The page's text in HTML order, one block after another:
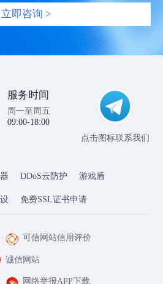
立即咨询 >
服务时间
周一至周五
09:00-18:00
点击图标联系我们
DDoS云防护 游戏盾
免费SSL证书申请
可信网站信用评价
诚信网站
网络举报APP下载